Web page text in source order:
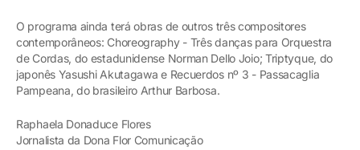
O programa ainda terá obras de outros três compositores
contemporâneos: Choreography - Três danças para Orquestra
de Cordas, do estadunidense Norman Dello Joio; Triptyque, do
japonês Yasushi Akutagawa e Recuerdos nº 3 - Passacaglia
Pampeana, do brasileiro Arthur Barbosa.
Raphaela Donaduce Flores
Jornalista da Dona Flor Comunicação